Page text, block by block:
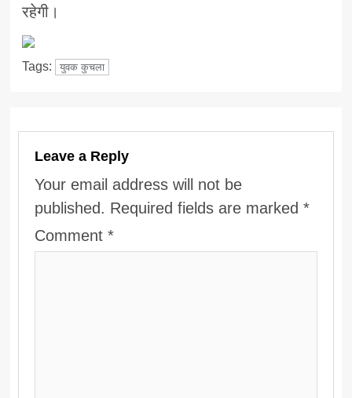
रहेगी।
Tags: युवक कुचला
Leave a Reply
Your email address will not be
published. Required fields are marked*
Comment*